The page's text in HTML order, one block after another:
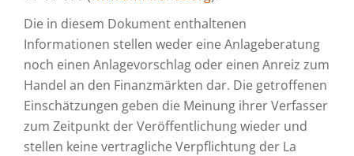
Die in diesem Dokument enthaltenen
Informationen stellen weder eine Anlageberatung
noch einen Anlagevorschlag oder einen Anreiz zum
Handel an den Finanzmärkten dar. Die getroffenen
Einschätzungen geben die Meinung ihrer Verfasser
zum Zeitpunkt der Veröffentlichung wieder und
stellen keine vertragliche Verpflichtung der La